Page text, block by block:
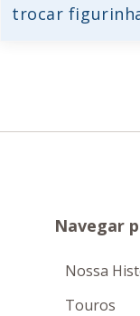
trocar
Navegar
Nossa
Touros